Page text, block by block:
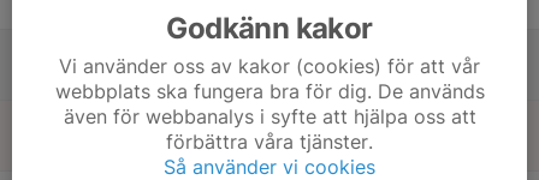
12:00
Campushallen
Godkänn kakor
Vi använder oss av kakor (cookies) för att vår
webbplats ska fungera bra för dig. De används
även för webbanalys i syfte att hjälpa oss att
förbättra våra tjänster.
Så använder vi cookies